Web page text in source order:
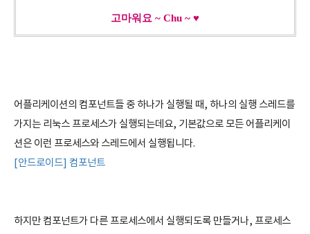
고마워요 ~ Chu ~ ♥
어플리케이션의 컴포넌트들 중 하나가 실행될 때, 하나의 실행 스레드를
가지는 리눅스 프로세스가 실행되는데요, 기본값으로 모든 어플리케이
션은 이런 프로세스와 스레드에서 실행됩니다.
[안드로이드] 컴포넌트
하지만 컴포넌트가 다른 프로세스에서 실행되도록 만들거나, 프로세스